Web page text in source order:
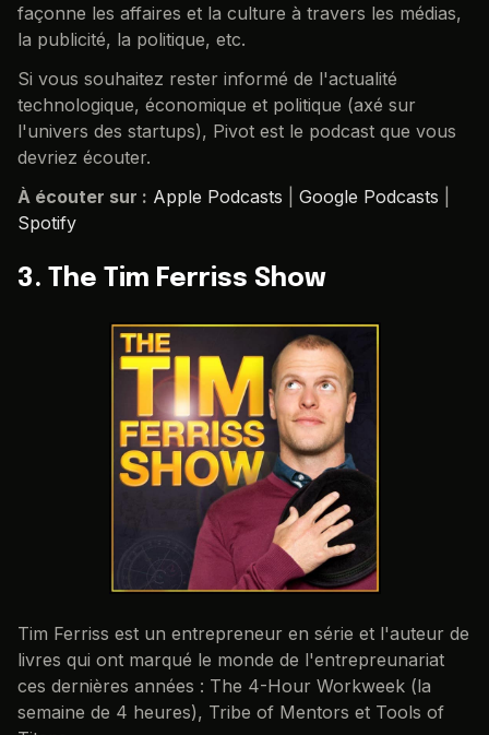
façonne les affaires et la culture à travers les médias,
la publicité, la politique, etc.
Si vous souhaitez rester informé de l'actualité
technologique, économique et politique (axé sur
l'univers des startups), Pivot est le podcast que vous
devriez écouter.
À écouter sur : Apple Podcasts Google Podcasts
Spotify
3. The Tim Ferriss Show
Tim Ferriss est un entrepreneur en série et l'auteur de
livres qui ont marqué le monde de l'entrepreunariat
ces dernières années : The 4-Hour Workweek (la
semaine de 4 heures), Tribe of Mentors et Tools of